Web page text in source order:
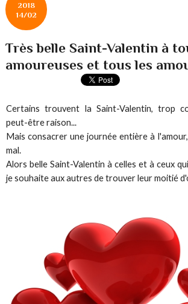
2018
14/02
Très belle Saint-Valentin à
amoureuses et tous les
Certains trouvent la Saint-Valentin, trop
peut-être raison...
Mais consacrer une journée entière à
mal.
Alors belle Saint-Valentin à celles et à ceux
je souhaite aux autres de trouver leur moitié